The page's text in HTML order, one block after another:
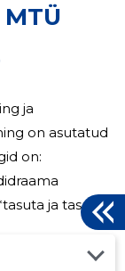
ja
ja tasuline